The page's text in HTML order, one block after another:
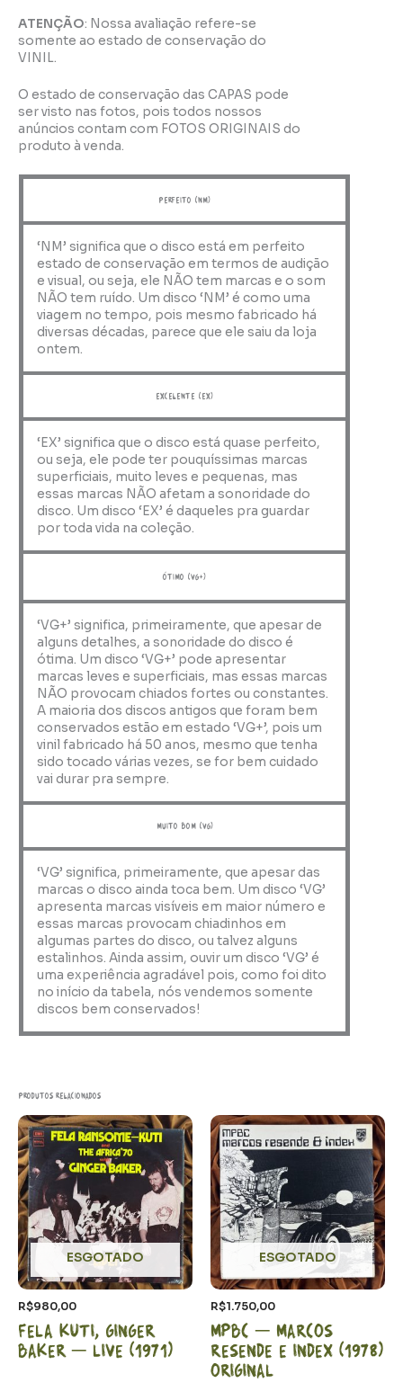
ATENÇÃO: Nossa avaliação refere-se
somente ao estado de conservação do
VINIL.
O estado de conservação das CAPAS pode
ser visto nas fotos, pois todos nossos
anúncios contam com FOTOS ORIGINAIS do
produto à venda.
perfeito (NM)
‘NM’ significa que o disco está em perfeito
estado de conservação em termos de audição
e visual, ou seja, ele NÃO tem marcas e o som
NÃO tem ruído. Um disco ‘NM’ é como uma
viagem no tempo, pois mesmo fabricado há
diversas décadas, parece que ele saiu da loja
ontem.
Excelente (EX)
‘EX’ significa que o disco está quase perfeito,
ou seja, ele pode ter pouquíssimas marcas
superficiais, muito leves e pequenas, mas
essas marcas NÃO afetam a sonoridade do
disco. Um disco ‘EX’ é daqueles pra guardar
por toda vida na coleção.
ótimo (VG+)
‘VG+’ significa, primeiramente, que apesar de
alguns detalhes, a sonoridade do disco é
ótima. Um disco ‘VG+’ pode apresentar
marcas leves e superficiais, mas essas marcas
NÃO provocam chiados fortes ou constantes.
A maioria dos discos antigos que foram bem
conservados estão em estado ‘VG+’, pois um
vinil fabricado há 50 anos, mesmo que tenha
sido tocado várias vezes, se for bem cuidado
vai durar pra sempre.
muito bom (VG)
‘VG’ significa, primeiramente, que apesar das
marcas o disco ainda toca bem. Um disco ‘VG’
apresenta marcas visíveis em maior número e
essas marcas provocam chiadinhos em
algumas partes do disco, ou talvez alguns
estalinhos. Ainda assim, ouvir um disco ‘VG’ é
uma experiência agradável pois, como foi dito
no início da tabela, nós vendemos somente
discos bem conservados!
Produtos relacionados
ESGOTADO
R$980,00
Fela Kuti, Ginger
Baker – LIVE (1971)
ESGOTADO
R$1.750,00
MPBC – Marcos
Resende e Index (1978)
Original